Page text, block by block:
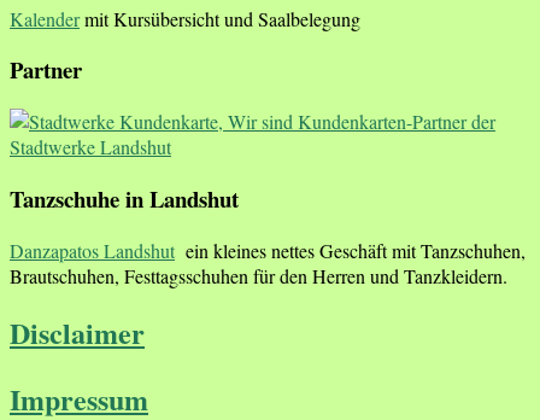
Kalendermit Kursübersicht und Saalbelegung
Partner
Tanzschuhe in Landshut
Danzapatos Landshut ein kleines nettes Geschäft mit Tanzschuhen,
Brautschuhen, Festtagsschuhen für den Herren und Tanzkleidern.
Disclaimer
Impressum